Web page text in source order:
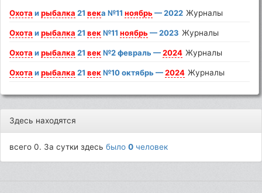
Охота ирыбалка 21века №11ноябрь — 2022 Журналы
Охота ирыбалка 21век№11ноябрь — 2023 Журналы
Охота ирыбалка 21век№2 февраль —2024 Журналы
Охота ирыбалка 21век№10 октябрь —2024 Журналы
Здесь находятся
всего 0. За сутки здесьбыло0 человек